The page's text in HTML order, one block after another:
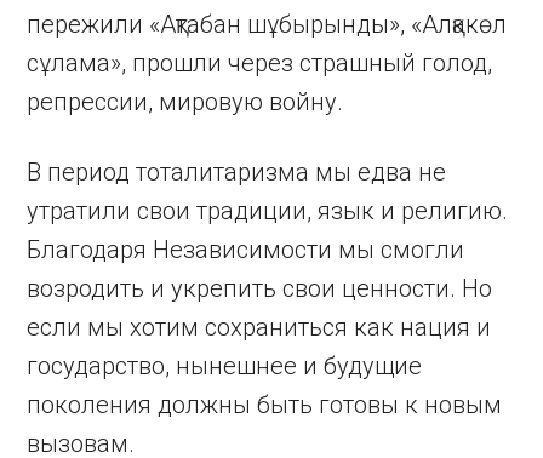
пережили «Ақтабан шұбырынды», «Алқакөл
сұлама», прошли через страшный голод,
репрессии, мировую войну.
В период тоталитаризма мы едва не
утратили свои традиции, язык и религию.
Благодаря Независимости мы смогли
возродить и укрепить свои ценности. Но
если мы хотим сохраниться как нация и
государство, нынешнее и будущие
поколения должны быть готовы к новым
вызовам.